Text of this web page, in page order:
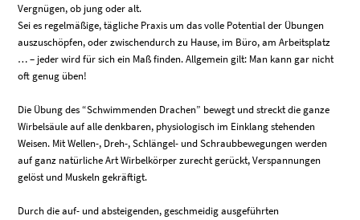
Vergnügen, ob jung oder alt.
Sei es regelmäßige, tägliche Praxis um das volle Potential der Übungen
auszuschöpfen, oder zwischendurch zu Hause, im Büro, am Arbeitsplatz
… – jeder wird für sich ein Maß finden. Allgemein gilt: Man kann gar nicht
oft genug üben!
Die Übung des “Schwimmenden Drachen” bewegt und streckt die ganze
Wirbelsäule auf alle denkbaren, physiologisch im Einklang stehenden
Weisen. Mit Wellen-, Dreh-, Schlängel- und Schraubbewegungen werden
auf ganz natürliche Art Wirbelkörper zurecht gerückt, Verspannungen
gelöst und Muskeln gekräftigt.
Durch die auf- und absteigenden, geschmeidig ausgeführten